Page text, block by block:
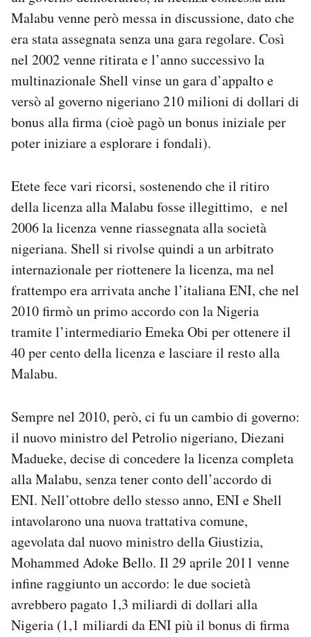
Malabu venne però messa in discussione, dato che
era stata assegnata senza una gara regolare. Così
nel 2002 venne ritirata e l’anno successivo la
multinazionale Shell vinse un gara d’appalto e
versò al governo nigeriano 210 milioni di dollari di
bonus alla firma (cioè pagò un bonus iniziale per
poter iniziare a esplorare i fondali).
Etete fece vari ricorsi, sostenendo che il ritiro
della licenza alla Malabu fosse illegittimo, e nel
2006 la licenza venne riassegnata alla società
nigeriana. Shell si rivolse quindi a un arbitrato
internazionale per riottenere la licenza, ma nel
frattempo era arrivata anche l’italiana ENI, che nel
2010 firmò un primo accordo con la Nigeria
tramite l’intermediario Emeka Obi per ottenere il
40 per cento della licenza e lasciare il resto alla
Malabu.
Sempre nel 2010, però, ci fu un cambio di governo:
il nuovo ministro del Petrolio nigeriano, Diezani
Madueke, decise di concedere la licenza completa
alla Malabu, senza tener conto dell’accordo di
ENI. Nell’ottobre dello stesso anno, ENI e Shell
intavolarono una nuova trattativa comune,
agevolata dal nuovo ministro della Giustizia,
Mohammed Adoke Bello. Il 29 aprile 2011 venne
infine raggiunto un accordo: le due società
avrebbero pagato 1,3 miliardi di dollari alla
Nigeria (1,1 miliardi da ENI più il bonus di firma